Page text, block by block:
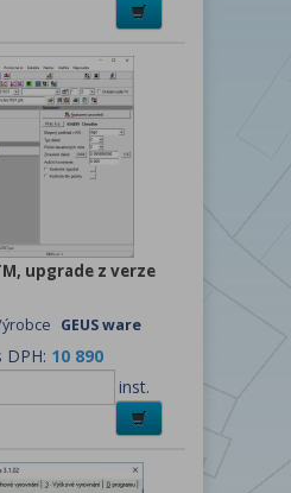
upgrade z verze
GEUS ware
DPH: 10 890
inst.